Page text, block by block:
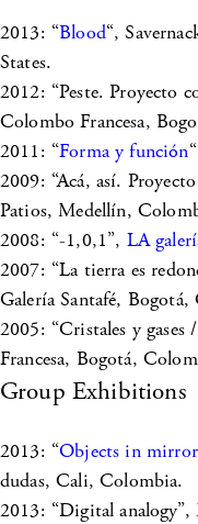
2013: “Blood“,
States.
2012: “Peste. Proyecto
Colombo Francesa,
2011: “Forma y función
2009: “Acá, así.
Patios, Medellín,
2008: “-1,0,1”, LA
2007: “La tierra es
Galería Santafé,
2005: “Cristales y gases
Francesa, Bogotá,
Group Exhibitions
2013: “Objects in mirror
dudas, Cali, Colombia.
2013: “Digital